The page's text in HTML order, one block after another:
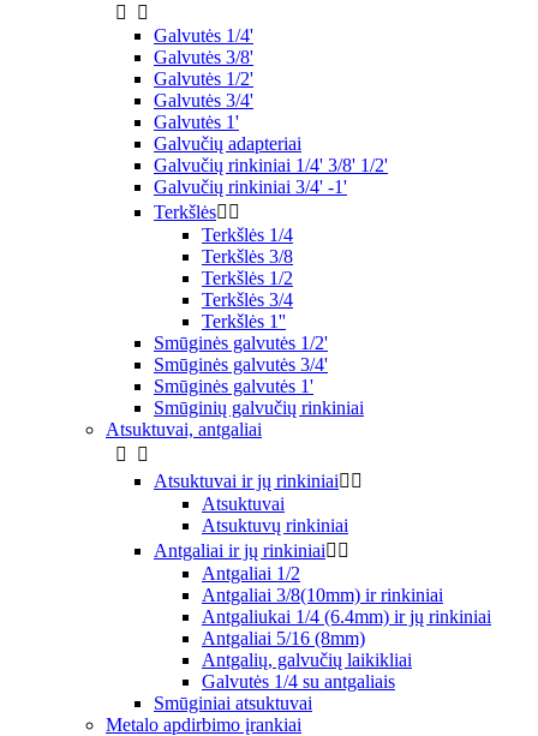


Galvutės 1/4'
Galvutės 3/8'
Galvutės 1/2'
Galvutės 3/4'
Galvutės 1'
Galvučių adapteriai
Galvučių rinkiniai 1/4' 3/8' 1/2'
Galvučių rinkiniai 3/4' -1'
Terkšlės 
Terkšlės 1/4
Terkšlės 3/8
Terkšlės 1/2
Terkšlės 3/4
Terkšlės 1''
Smūginės galvutės 1/2'
Smūginės galvutės 3/4'
Smūginės galvutės 1'
Smūginių galvučių rinkiniai
Atsuktuvai, antgaliai


Atsuktuvai ir jų rinkiniai 
Atsuktuvai
Atsuktuvų rinkiniai
Antgaliai ir jų rinkiniai 
Antgaliai 1/2
Antgaliai 3/8(10mm) ir rinkiniai
Antgaliukai 1/4 (6.4mm) ir jų rinkiniai
Antgaliai 5/16 (8mm)
Antgalių, galvučių laikikliai
Galvutės 1/4 su antgaliais
Smūginiai atsuktuvai
Metalo apdirbimo įrankiai